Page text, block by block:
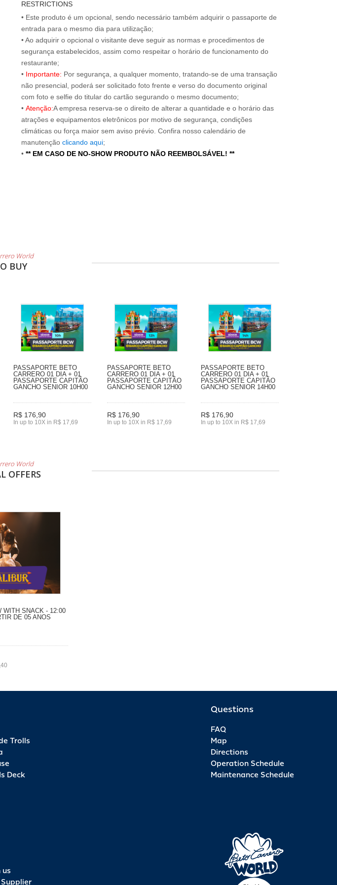
RESTRICTIONS
• Este produto é um opcional, sendo necessário também adquirir o passaporte de
entrada para o mesmo dia para utilização;
• Ao adquirir o opcional o visitante deve seguir as normas e procedimentos de
segurança estabelecidos, assim como respeitar o horário de funcionamento do
restaurante;
• Importante: Por segurança, a qualquer momento, tratando-se de uma transação
não presencial, poderá ser solicitado foto frente e verso do documento original
com foto e selfie do titular do cartão segurando o mesmo documento;
• Atenção:A empresa reserva-se o direito de alterar a quantidade e o horário das
atrações e equipamentos eletrônicos por motivo de segurança, condições
climáticas ou força maior sem aviso prévio. Confira nosso calendário de
manutenção clicando aqui;
• ** EM CASO DE NO-SHOW PRODUTO NÃO REEMBOLSÁVEL! **
World
BUY
PASSAPORTE BETO
CARRERO 01 DIA + 01
PASSAPORTE CAPITÃO
GANCHO SENIOR 10H00
R$ 176,90
In up to 10X in R$ 17,69
PASSAPORTE BETO
CARRERO 01 DIA + 01
PASSAPORTE CAPITÃO
GANCHO SENIOR 12H00
R$ 176,90
In up to 10X in R$ 17,69
PASSAPORTE BETO
CARRERO 01 DIA + 01
PASSAPORTE CAPITÃO
GANCHO SENIOR 14H00
R$ 176,90
In up to 10X in R$ 17,69
World
OFFERS
WITH SNACK - 12:00
DE 05 ANOS
Trolls
Deck
Questions
FAQ
Map
Directions
Operation Schedule
Maintenance Schedule